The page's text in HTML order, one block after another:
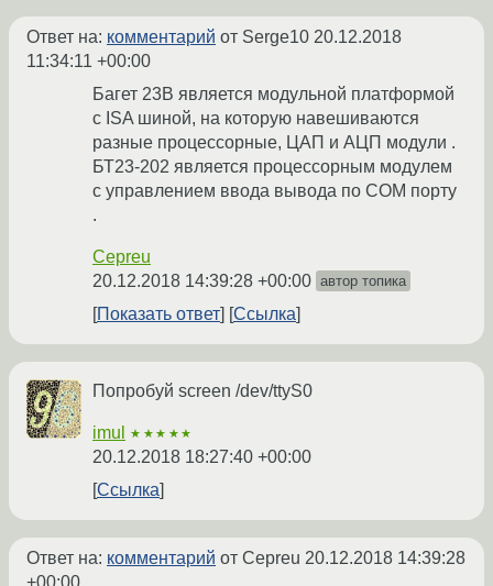
Ответ на: комментарий от Serge10 20.12.2018
11:34:11 +00:00
Багет 23В является модульной платформой
с ISA шиной, на которую навешиваются
разные процессорные, ЦАП и АЦП модули .
БТ23-202 является процессорным модулем
с управлением ввода вывода по СОМ порту
.
Cepreu
20.12.2018 14:39:28 +00:00 автор топика
Показать ответ Ссылка
Попробуй screen /dev/ttyS0
imul ★★★★★
20.12.2018 18:27:40 +00:00
Ссылка
Ответ на: комментарий от Cepreu 20.12.2018 14:39:28